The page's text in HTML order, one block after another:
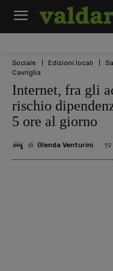
Sociale Edizioni locali
Cavriglia
Internet, fra gli
rischio
5 ore al giorno
di Glenda Venturini 19